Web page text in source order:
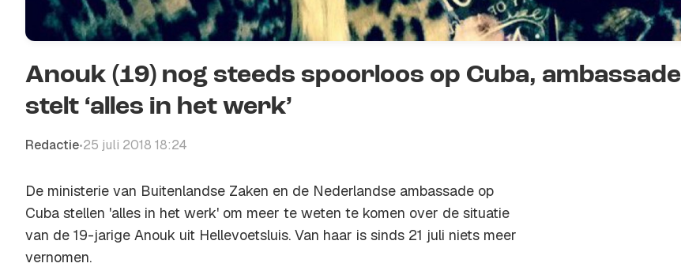
Anouk (19) nog steeds spoorloos op Cuba, ambassade
stelt ‘alles in het werk’
Redactie•25 juli 2018 18:24
De ministerie van Buitenlandse Zaken en de Nederlandse ambassade op
Cuba stellen 'alles in het werk' om meer te weten te komen over de situatie
van de 19-jarige Anouk uit Hellevoetsluis. Van haar is sinds 21 juli niets meer
vernomen.